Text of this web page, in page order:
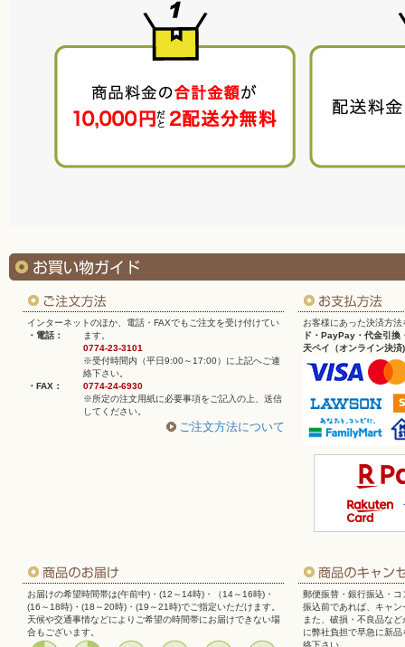
インターネットのほか、電話・FAXでもご注文を受け付けてい
ます。
・電話：
0774-23-3101
※受付時間内（平日9:00～17:00）に上記へご連
絡下さい。
・FAX：
0774-24-6930
※所定の注文用紙に必要事項をご記入の上、送信
してください。
ご注文方法について
お客様にあった決済方
ド・PayPay・代金引
天ペイ（オンライン決済)
お届けの希望時間帯は(午前中)・(12～14時)・（14～16時)・
(16～18時)・(18～20時)・(19～21時)でご指定いただけます。
天候や交通事情などによりご希望の時間帯にお届けできない場
合もございます。
郵便振替・銀行振込・
振込前であれば、キャ
また、破損・不良品な
に弊社負担で早急に新
絡下さい。